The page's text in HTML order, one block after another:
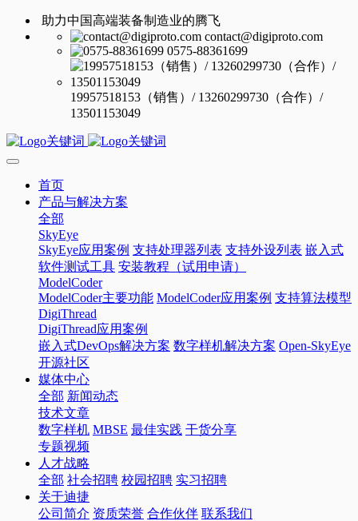
助力中国高端装备制造业的腾飞
contact@digiproto.com
0575-88361699
19957518153（销售）/ 13260299730（合作）/
13501153049
首页
产品与解决方案
全部
SkyEye
SkyEye应用案例 支持处理器列表 支持外设列表 嵌入式
软件测试工具 安装教程（试用申请）
ModelCoder
ModelCoder主要功能 ModelCoder应用案例 支持算法模型
DigiThread
DigiThread应用案例
嵌入式DevOps解决方案 数字样机解决方案 Open-SkyEye
开源社区
媒体中心
全部 新闻动态
技术文章
数字样机 MBSE 最佳实践 干货分享
专题视频
人才战略
全部 社会招聘 校园招聘 实习招聘
关于迪捷
公司简介 资质荣誉 合作伙伴 联系我们